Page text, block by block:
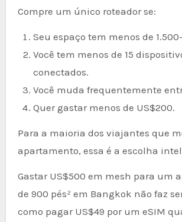
Compre um único roteador se:
Seu espaço tem menos de
Você tem menos de 15
conectados.
Você muda frequentemente
Quer gastar menos de US$200.
Para a maioria dos viajantes que
apartamento, essa é a escolha
Gastar US$500 em mesh para um
de 900 pés² em Bangkok não faz
como pagar US$49 por um eSIM